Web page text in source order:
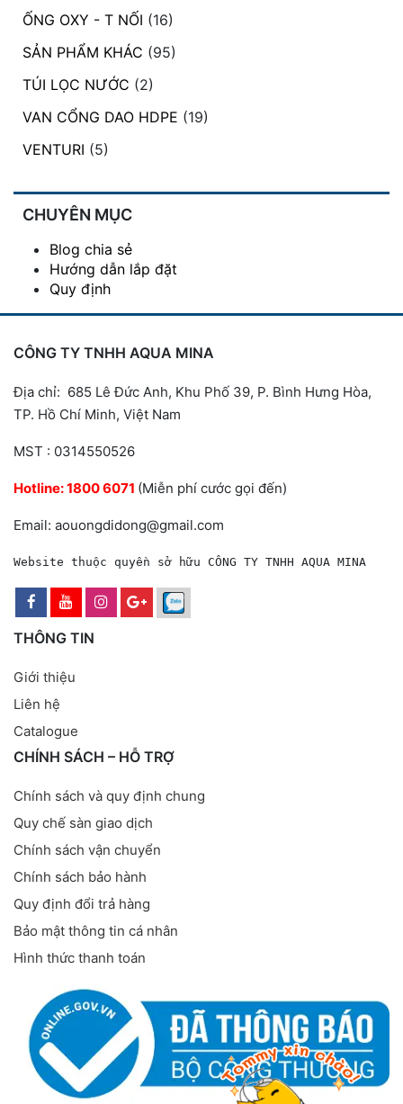
ỐNG OXY - T NỐI (16)
SẢN PHẨM KHÁC (95)
TÚI LỌC NƯỚC (2)
VAN CỔNG DAO HDPE (19)
VENTURI (5)
CHUYÊN MỤC
Blog chia sẻ
Hướng dẫn lắp đặt
Quy định
CÔNG TY TNHH AQUA MINA
Địa chỉ: 685 Lê Đức Anh, Khu Phố 39, P. Bình Hưng Hòa,
TP. Hồ Chí Minh, Việt Nam
MST : 0314550526
Hotline:1800 6071 (Miễn phí cước gọi đến)
Email: aouongdidong@gmail.com
Website thuộc quyền sở hữu CÔNG TY TNHH AQUA MINA
THÔNG TIN
Giới thiệu
Liên hệ
Catalogue
CHÍNH SÁCH – HỖ TRỢ
Chính sách và quy định chung
Quy chế sàn giao dịch
Chính sách vận chuyển
Chính sách bảo hành
Quy định đổi trả hàng
Bảo mật thông tin cá nhân
Hình thức thanh toán